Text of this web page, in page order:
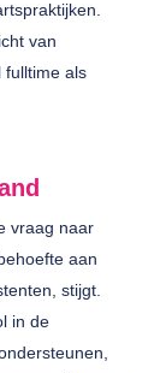
van
fulltime als
vraag naar
aan
stijgt.
in de